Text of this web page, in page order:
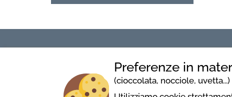
7b, rue de Mayocq
80550 Le Crotoy
Preferenze in
(cioccolata, nocciole, uvetta...)